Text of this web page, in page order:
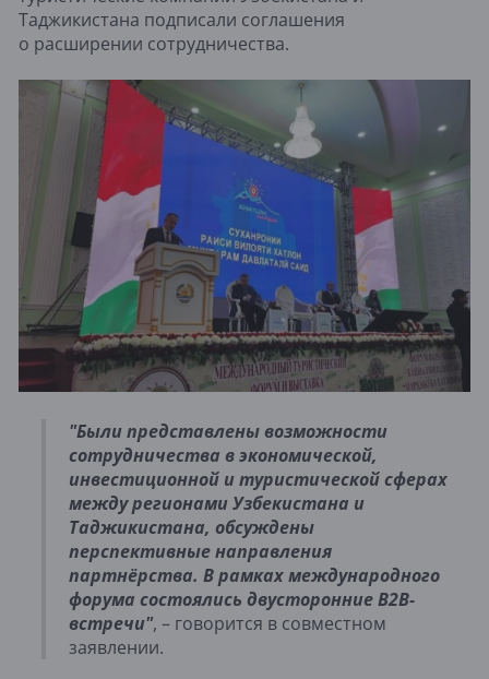
Таджикистана подписали соглашения
о расширении сотрудничества.
"Были представлены возможности
сотрудничества в экономической,
инвестиционной и туристической сферах
между регионами Узбекистана и
Таджикистана, обсуждены
перспективные направления
партнёрства. В рамках международного
форума состоялись двусторонние В2В-
встречи", – говорится в совместном
заявлении.